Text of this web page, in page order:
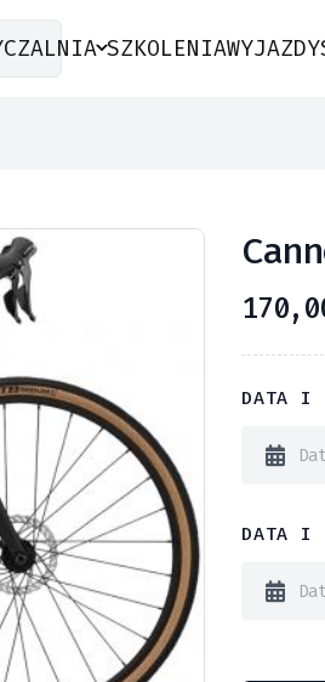
SZKOLENIAWYJAZDY
DATA I
DATA I